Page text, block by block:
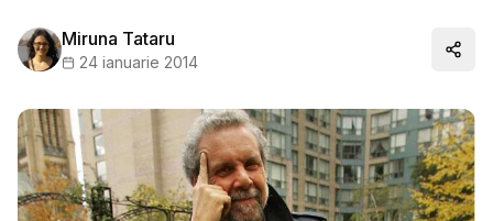
Miruna Tataru
24 ianuarie 2014